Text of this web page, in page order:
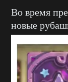
Во время
новые